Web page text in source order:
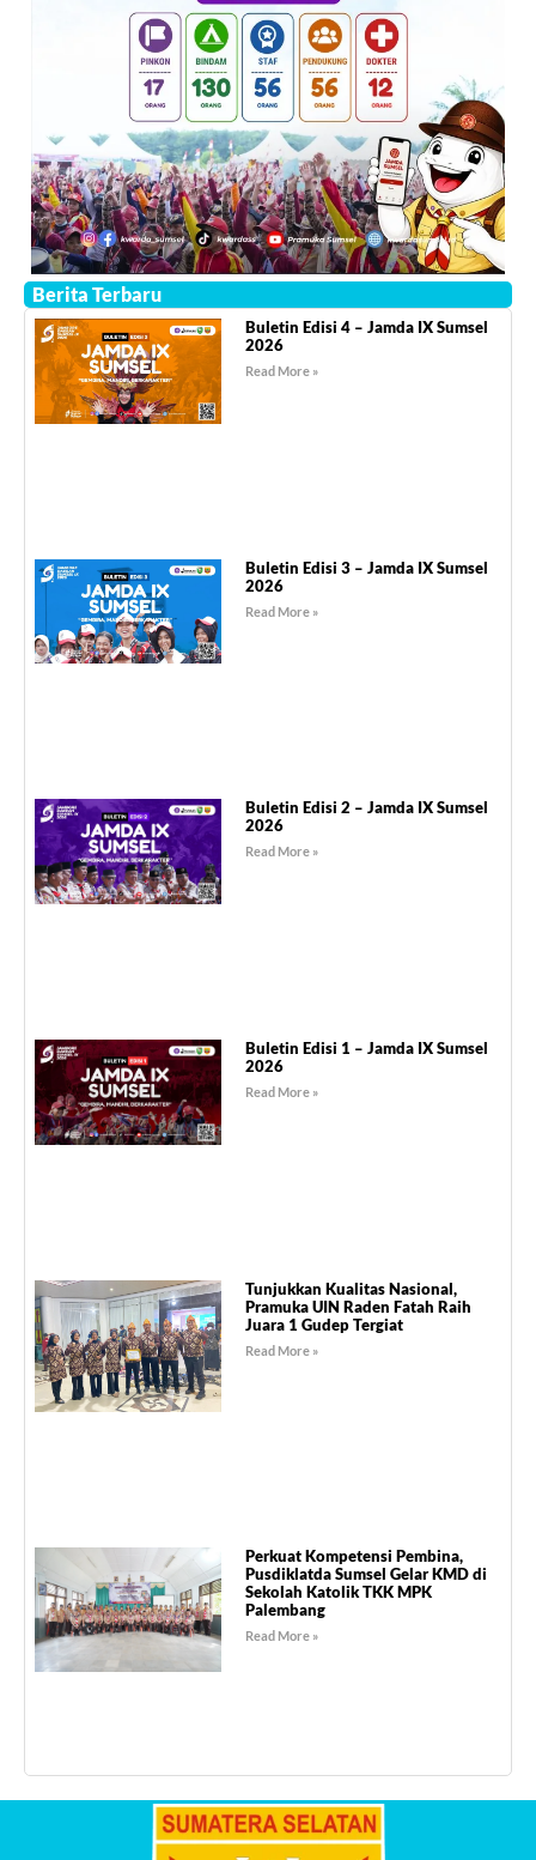
Berita Terbaru
Buletin Edisi 4 – Jamda IX Sumsel
2026
Read More »
Buletin Edisi 3 – Jamda IX Sumsel
2026
Read More »
Buletin Edisi 2 – Jamda IX Sumsel
2026
Read More »
Buletin Edisi 1 – Jamda IX Sumsel
2026
Read More »
Tunjukkan Kualitas Nasional,
Pramuka UIN Raden Fatah Raih
Juara 1 Gudep Tergiat
Read More »
Perkuat Kompetensi Pembina,
Pusdiklatda Sumsel Gelar KMD di
Sekolah Katolik TKK MPK
Palembang
Read More »